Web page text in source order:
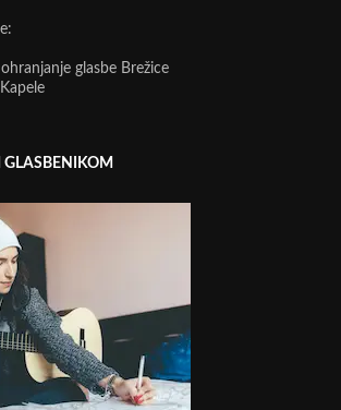
glasbe Brežice